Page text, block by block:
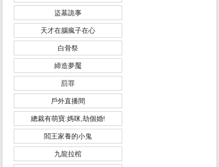
盜墓詭事
天才在腦瘋子在心
白骨祭
締造夢魘
罰罪
戶外直播間
總裁有萌寶:媽咪,劫個婚!
閻王家養的小鬼
九龍拉棺